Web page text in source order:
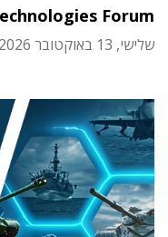
Forum
שלישי, 13 באוקטובר 2026